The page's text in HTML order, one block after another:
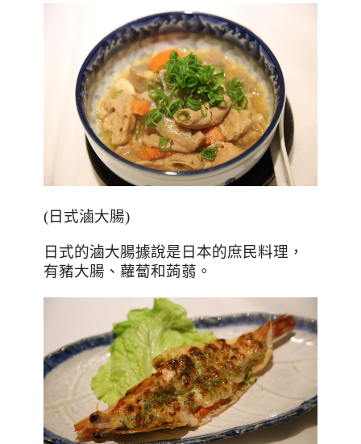
(日式滷大腸)
日式的滷大腸據說是日本的庶民料理，
有豬大腸、蘿蔔和蒟蒻。